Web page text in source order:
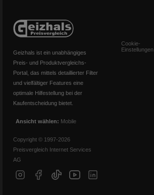
Geizhals ist ein unabhängiges
Preis- und Produktvergleichs-
Portal, das mittels detaillierter Filter
und vielfältiger Features eine
optimale Hilfestellung bei der
Kaufentscheidung bietet.
Ansicht wählen: Mobile
Copyright © 1997-2026
Preisvergleich Internet Services
AG
Cookie-
Einstellungen